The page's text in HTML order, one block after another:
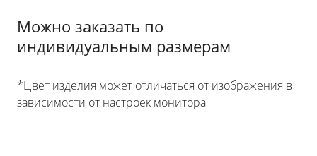
Можно заказать по
индивидуальным размерам
*Цвет изделия может отличаться от изображения в
зависимости от настроек монитора